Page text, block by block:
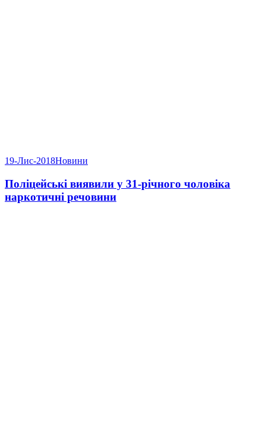
19-Лис-2018Новини
Поліцейські виявили у 31-річного чоловіка
наркотичні речовини